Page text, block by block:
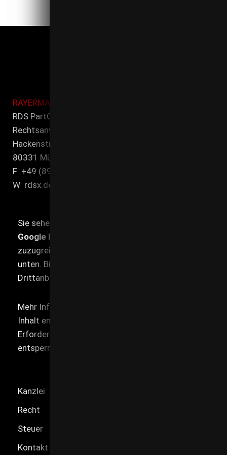
RAYERMANN DITTMEIER SEIFERT
RDS PartG mbB
Rechtsanwälte und Steuerberater
Hackenstr. 7
80331 MünchenT +49 (89) 21 545 00-0
F +49 (89) 21 545 00-90
W rdsx.de
Sie sehen gerade einen Platzhalterinhalt von
Google Maps
zuzugreifen, klicken Sie auf die Schaltfläche
unten. Bitte beachten Sie, dass dabei Daten an
Drittanbieter weitergegeben werden.
Mehr Informationen
Inhalt entsperren
Erforderlichen Service akzeptieren und Inhalte
entsperren
Kanzlei
Recht
Steuer
Kontakt